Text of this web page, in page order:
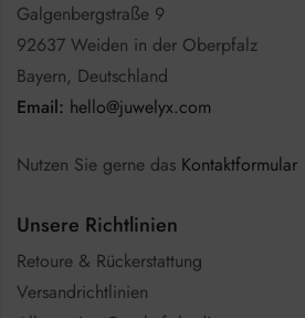
Galgenbergstraße 9
92637 Weiden in der Oberpfalz
Bayern, Deutschland
Email: hello@juwelyx.com
Nutzen Sie gerne das Kontaktformular
Unsere Richtlinien
Retoure & Rückerstattung
Versandrichtlinien